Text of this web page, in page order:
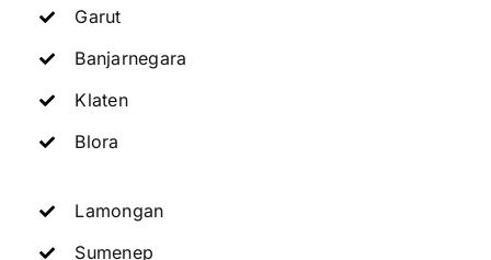
Garut
Banjarnegara
Klaten
Blora
Lamongan
Sumenep